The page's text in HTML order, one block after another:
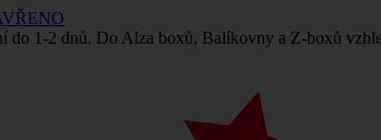
1-2 dnů. Do Alza boxů, Balíkovny a Z-boxů